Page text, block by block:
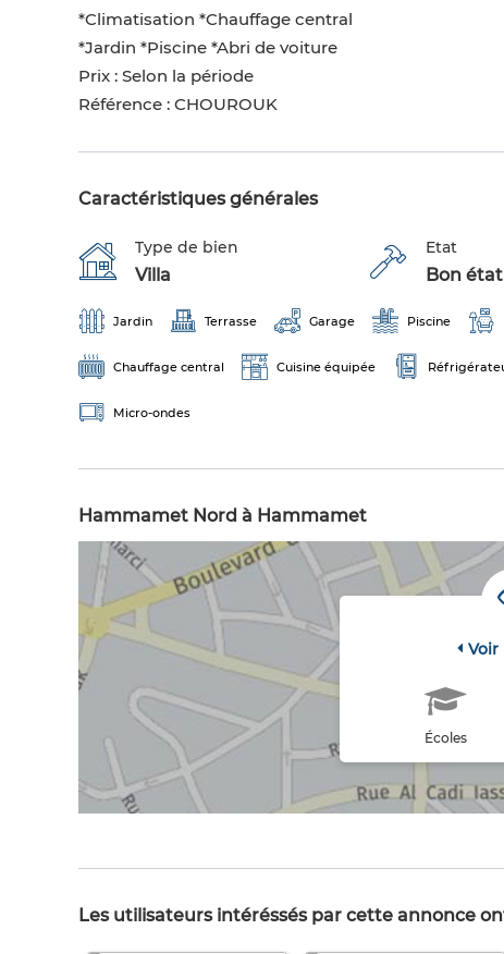
*Climatisation *Chauffage central
*Jardin *Piscine *Abri de voiture
Prix : Selon la période
Référence : CHOUROUK
Caractéristiques générales
Type de bien
Villa
Etat
Bon
Jardin Terrasse Garage Piscine
Chauffage central Cuisine équipée
Micro-ondes
Hammamet Nord à Hammamet
Voir
Écoles
Les utilisateurs intéréssés par cette annonce